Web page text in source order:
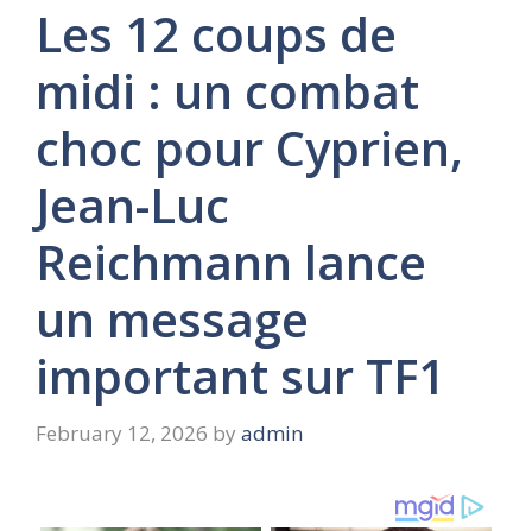
Les 12 coups de
midi : un combat
choc pour Cyprien,
Jean-Luc
Reichmann lance
un message
important sur TF1
February 12, 2026 by admin